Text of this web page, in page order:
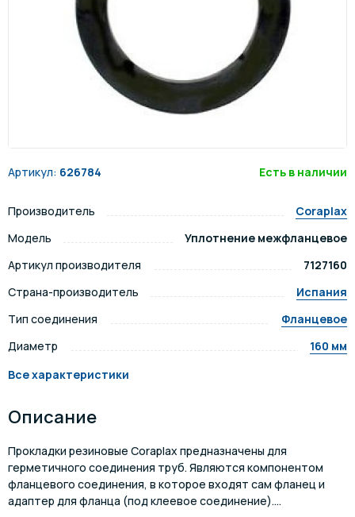
Артикул: 626784 Есть в наличии
Производитель
Coraplax
Модель
Уплотнение межфланцевое
Артикул производителя
7127160
Страна-производитель
Испания
Тип соединения
Фланцевое
Диаметр
160 мм
Все характеристики
Описание
Прокладки резиновые Coraplax предназначены для
герметичного соединения труб. Являются компонентом
фланцевого соединения, в которое входят сам фланец и
адаптер для фланца (под клеевое соединение)....